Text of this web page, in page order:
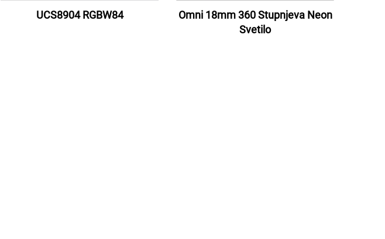
UCS8904 RGBW84
Omni 18mm 360 Stupnjeva Neon
Svetilo